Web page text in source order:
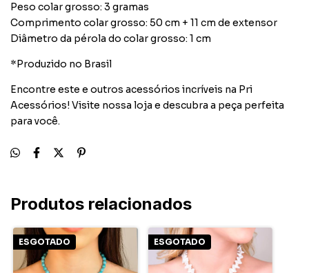
Peso colar grosso: 3 gramas
Comprimento colar grosso: 50 cm + 11 cm de extensor
Diâmetro da pérola do colar grosso: 1 cm
*Produzido no Brasil
Encontre este e outros acessórios incríveis na Pri
Acessórios! Visite nossa loja e descubra a peça perfeita
para você.
Produtos relacionados
ESGOTADO ESGOTADO